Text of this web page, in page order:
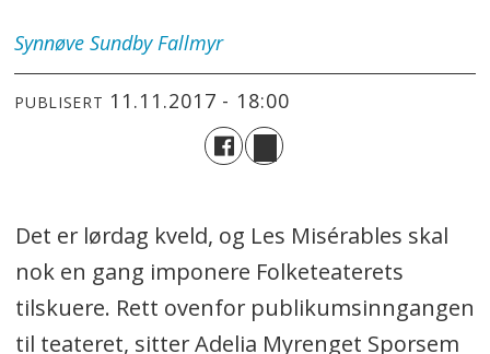
Synnøve Sundby Fallmyr
PUBLISERT 11.11.2017 - 18:00
Det er lørdag kveld, og Les Misérables skal
nok en gang imponere Folketeaterets
tilskuere. Rett ovenfor publikumsinngangen
til teateret, sitter Adelia Myrenget Sporsem